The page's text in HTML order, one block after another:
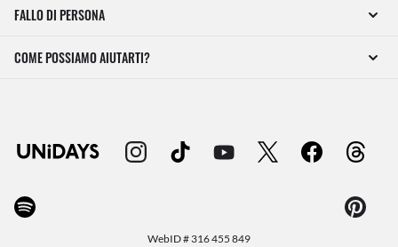
FALLO DI PERSONA
COME POSSIAMO AIUTARTI?
WebID # 316 455 849